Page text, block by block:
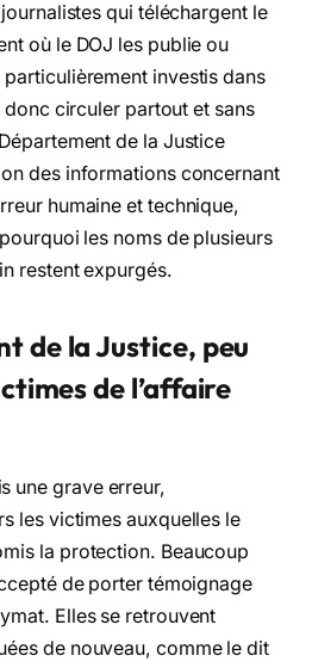
qui téléchargent le
où le DOJ les publie ou
investis dans
donc circuler partout et sans
de la Justice
des informations concernant
humaine et technique,
les noms de plusieurs
restent expurgés.
de la Justice, peu
de l’affaire
une grave erreur,
les victimes auxquelles le
la protection. Beaucoup
de porter témoignage
Elles se retrouvent
de nouveau, comme le dit